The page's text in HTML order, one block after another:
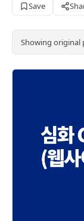
Save
Showing